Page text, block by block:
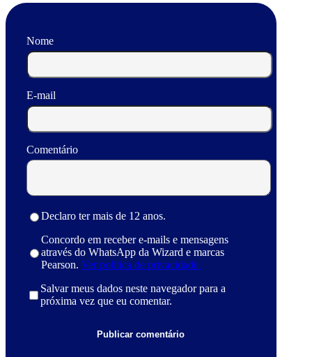
Nome
E-mail
Comentário
Declaro ter mais de 12 anos.
Concordo em receber e-mails e mensagens
através do WhatsApp da Wizard e marcas
Pearson. Ver política de privacidade.
Salvar meus dados neste navegador para a
próxima vez que eu comentar.